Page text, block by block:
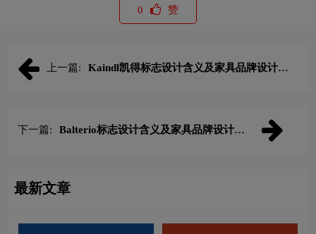
0 赞
上一篇:
Kaindl凯得标志设计含义及家具品牌设计理
下一篇:
Balterio标志设计含义及家具品牌设计理
最新文章